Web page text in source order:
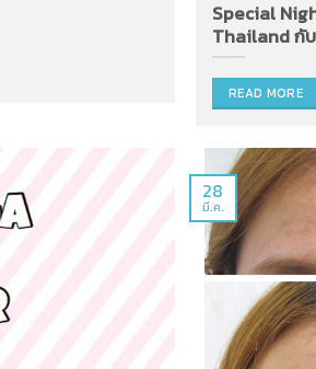
Special
Thailand กั
READ MORE
28
มี.ค.